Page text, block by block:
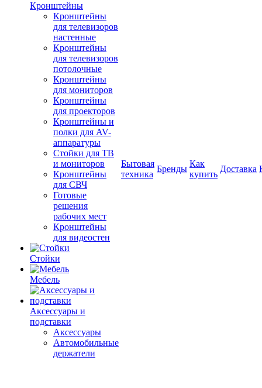
Кронштейны
Кронштейны
для телевизоров
настенные
Кронштейны
для телевизоров
потолочные
Кронштейны
для мониторов
Кронштейны
для проекторов
Кронштейны и
полки для AV-
аппаратуры
Стойки для ТВ
и мониторов
Кронштейны
для СВЧ
Готовые
решения
рабочих мест
Кронштейны
для видеостен
Стойки
Мебель
Аксессуары и
подставки
Аксессуары
Автомобильные
держатели
Бытовая
техника
Бренды
Как
купить
Доставка